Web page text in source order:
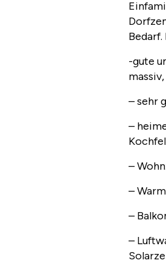
-gute
– sehr
–
–
–
–
–